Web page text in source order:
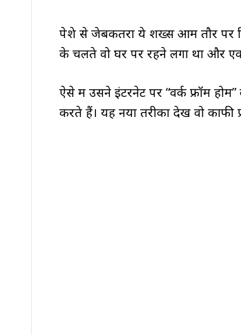
पेशे से जेबकतरा ये शख्स आम तौर पर
के चलते वो घर पर रहने लगा था और
ऐसे में उसने इंटरनेट पर “वर्क फ्रॉम
करते हैं। यह नया तरीका देख वो काफी